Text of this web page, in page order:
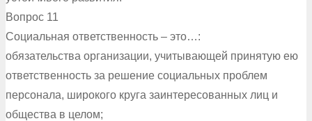
Вопрос 11
Социальная ответственность – это…:
обязательства организации, учитывающей принятую ею
ответственность за решение социальных проблем
персонала, широкого круга заинтересованных лиц и
общества в целом;